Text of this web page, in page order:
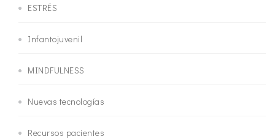
ESTRÉS
Infantojuvenil
MINDFULNESS
Nuevas tecnologías
Recursos pacientes